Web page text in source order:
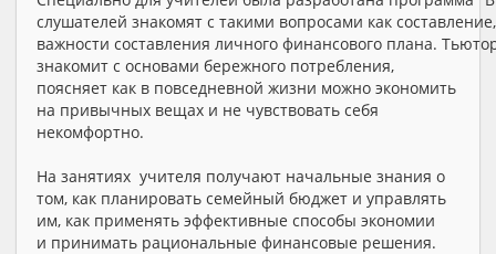
слушателей знакомят с такими вопросами как
важности составления личного финансового плана.
знакомит с основами бережного потребления,
поясняет как в повседневной жизни можно экономить
на привычных вещах и не чувствовать себя
некомфортно.
На занятиях учителя получают начальные знания о
том, как планировать семейный бюджет и управлять
им, как применять эффективные способы экономии
и принимать рациональные финансовые решения.